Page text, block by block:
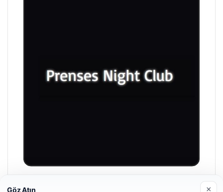
Prenses Night Club
Göz Atın ×